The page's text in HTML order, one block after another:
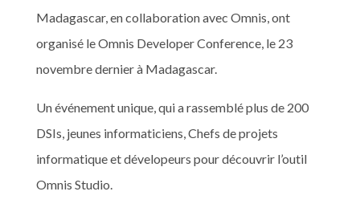
Madagascar, en collaboration avec Omnis, ont
organisé le Omnis Developer Conference, le 23
novembre dernier à Madagascar.
Un événement unique, qui a rassemblé plus de 200
DSIs, jeunes informaticiens, Chefs de projets
informatique et dévelopeurs pour découvrir l’outil
Omnis Studio.